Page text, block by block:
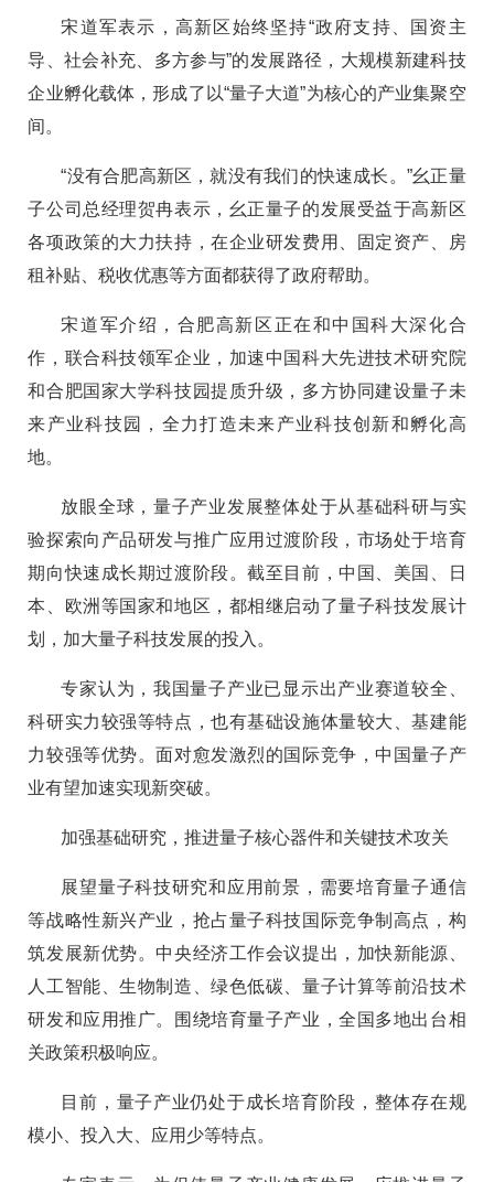
宋道军表示，高新区始终坚持“政府支持、国资主
导、社会补充、多方参与”的发展路径，大规模新建科技
企业孵化载体，形成了以“量子大道”为核心的产业集聚空
间。
“没有合肥高新区，就没有我们的快速成长。”幺正量
子公司总经理贺冉表示，幺正量子的发展受益于高新区
各项政策的大力扶持，在企业研发费用、固定资产、房
租补贴、税收优惠等方面都获得了政府帮助。
宋道军介绍，合肥高新区正在和中国科大深化合
作，联合科技领军企业，加速中国科大先进技术研究院
和合肥国家大学科技园提质升级，多方协同建设量子未
来产业科技园，全力打造未来产业科技创新和孵化高
地。
放眼全球，量子产业发展整体处于从基础科研与实
验探索向产品研发与推广应用过渡阶段，市场处于培育
期向快速成长期过渡阶段。截至目前，中国、美国、日
本、欧洲等国家和地区，都相继启动了量子科技发展计
划，加大量子科技发展的投入。
专家认为，我国量子产业已显示出产业赛道较全、
科研实力较强等特点，也有基础设施体量较大、基建能
力较强等优势。面对愈发激烈的国际竞争，中国量子产
业有望加速实现新突破。
加强基础研究，推进量子核心器件和关键技术攻关
展望量子科技研究和应用前景，需要培育量子通信
等战略性新兴产业，抢占量子科技国际竞争制高点，构
筑发展新优势。中央经济工作会议提出，加快新能源、
人工智能、生物制造、绿色低碳、量子计算等前沿技术
研发和应用推广。围绕培育量子产业，全国多地出台相
关政策积极响应。
目前，量子产业仍处于成长培育阶段，整体存在规
模小、投入大、应用少等特点。